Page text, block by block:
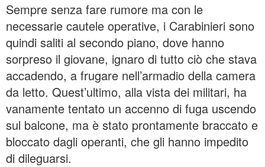
Sempre senza fare rumore ma con le
necessarie cautele operative, i Carabinieri sono
quindi saliti al secondo piano, dove hanno
sorpreso il giovane, ignaro di tutto ciò che stava
accadendo, a frugare nell’armadio della camera
da letto. Quest’ultimo, alla vista dei militari, ha
vanamente tentato un accenno di fuga uscendo
sul balcone, ma è stato prontamente braccato e
bloccato dagli operanti, che gli hanno impedito
di dileguarsi.